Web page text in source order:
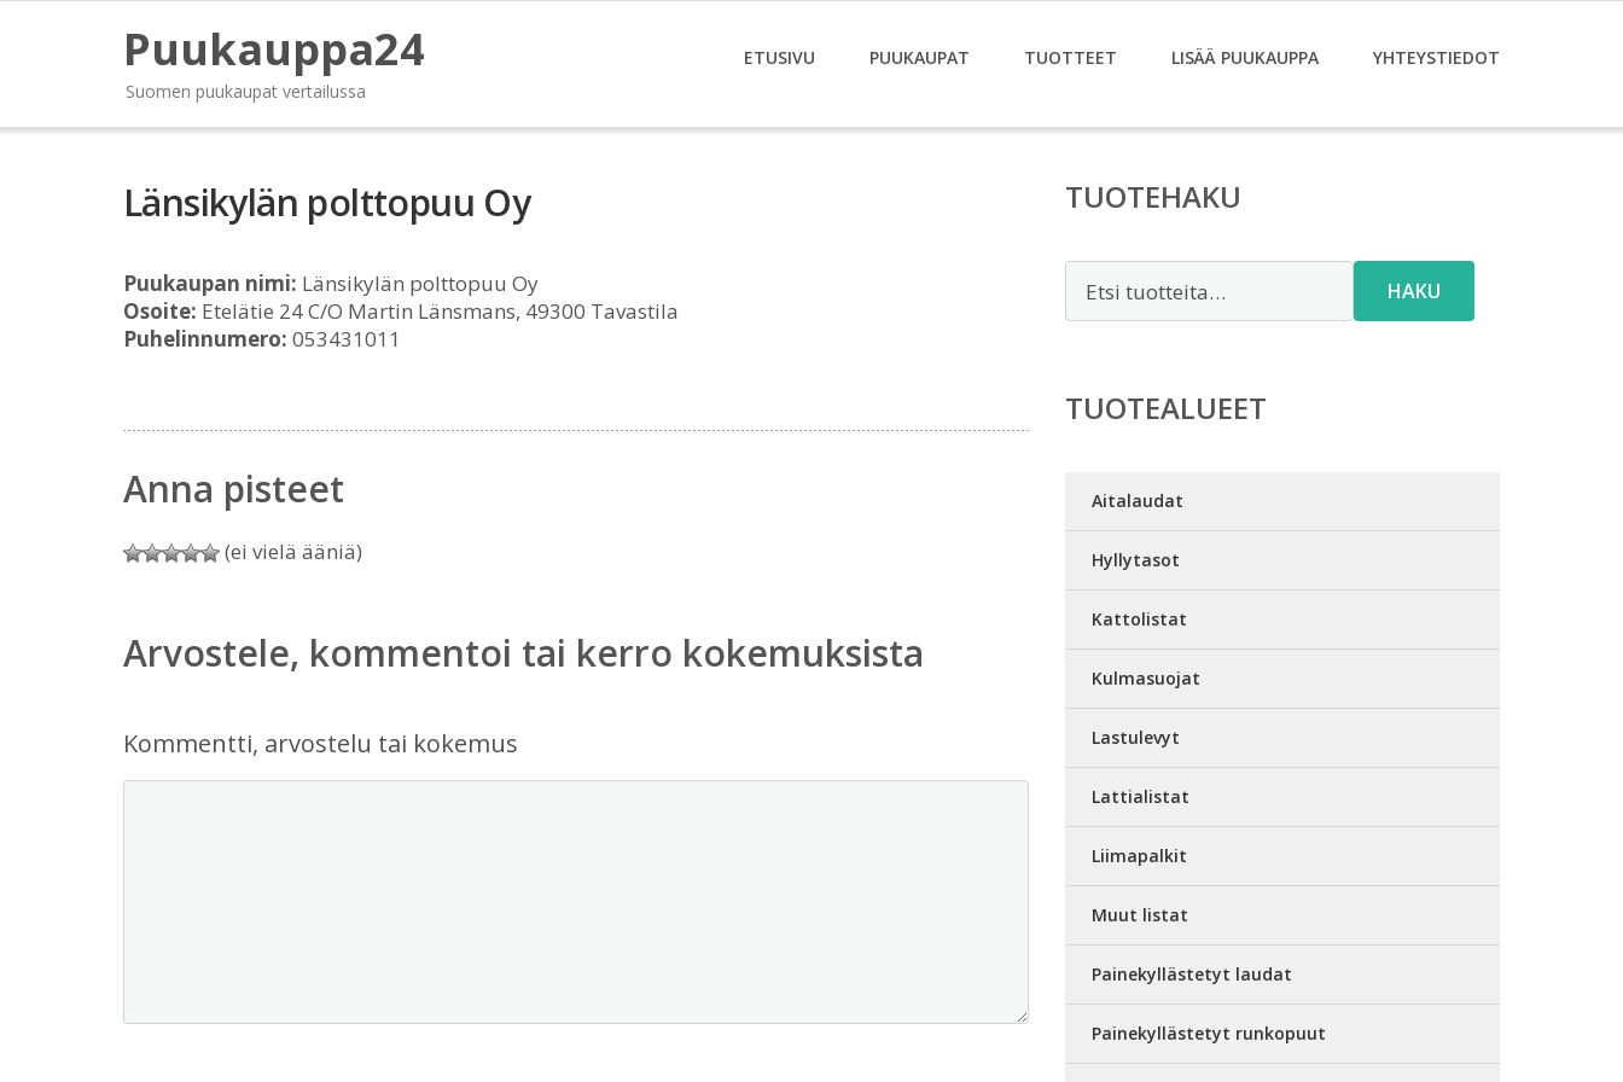
Puukauppa24
Suomen puukaupat vertailussa
ETUSIVU PUUKAUPAT TUOTTEET LISÄÄ PUUKAUPPA YHTEYSTIEDOT
Länsikylän polttopuu Oy
Puukaupan nimi: Länsikylän polttopuu Oy
Osoite: Etelätie 24 C/O Martin Länsmans, 49300 Tavastila
Puhelinnumero: 053431011
Anna pisteet
(ei vielä ääniä)
Arvostele, kommentoi tai kerro kokemuksista
Kommentti, arvostelu tai kokemus
TUOTEHAKU
HAKU
TUOTEALUEET
Aitalaudat
Hyllytasot
Kattolistat
Kulmasuojat
Lastulevyt
Lattialistat
Liimapalkit
Muut listat
Painekyllästetyt laudat
Painekyllästetyt runkopuut